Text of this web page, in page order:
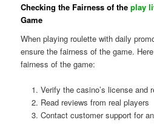
Checking the Fairness of theplay
Game
When playing roulette with daily
ensure the fairness of the game.
fairness of the game:
Verify the casino’s license and
Read reviews from real players
Contact customer support for